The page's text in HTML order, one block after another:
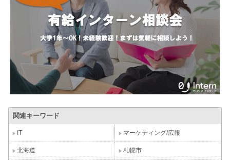
関連キーワード
IT マーケティング/広報
北海道 札幌市